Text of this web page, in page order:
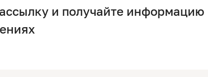
и получайте информацию